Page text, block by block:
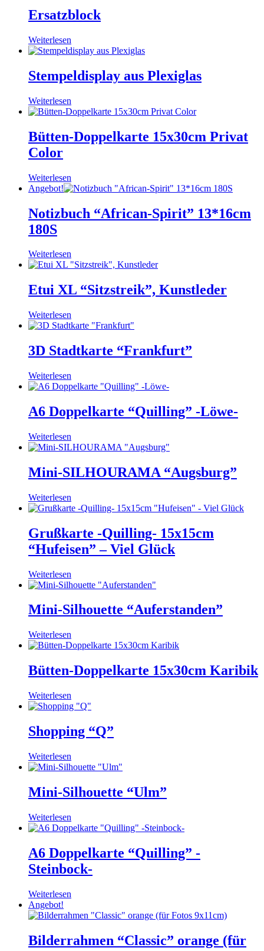
Ersatzblock
Weiterlesen
Stempeldisplay aus Plexiglas
Weiterlesen
Bütten-Doppelkarte 15x30cm Privat
Color
Weiterlesen
Angebot!
Notizbuch “African-Spirit” 13*16cm
180S
Weiterlesen
Etui XL “Sitzstreik”, Kunstleder
Weiterlesen
3D Stadtkarte “Frankfurt”
Weiterlesen
A6 Doppelkarte “Quilling” -Löwe-
Weiterlesen
Mini-SILHOURAMA “Augsburg”
Weiterlesen
Grußkarte -Quilling- 15x15cm
“Hufeisen” – Viel Glück
Weiterlesen
Mini-Silhouette “Auferstanden”
Weiterlesen
Bütten-Doppelkarte 15x30cm Karibik
Weiterlesen
Shopping “Q”
Weiterlesen
Mini-Silhouette “Ulm”
Weiterlesen
A6 Doppelkarte “Quilling” -
Steinbock-
Weiterlesen
Angebot!
Bilderrahmen “Classic” orange (für